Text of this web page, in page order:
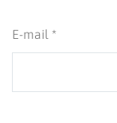
E-mail *